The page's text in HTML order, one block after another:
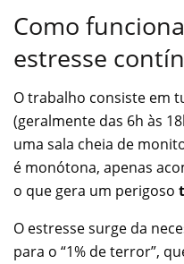
Como
estresse
O trabalho consiste em
(geralmente das 6h às
uma sala cheia de
é monótona, apenas
o que gera um perigoso
O estresse surge da
para o “1% de terror”,